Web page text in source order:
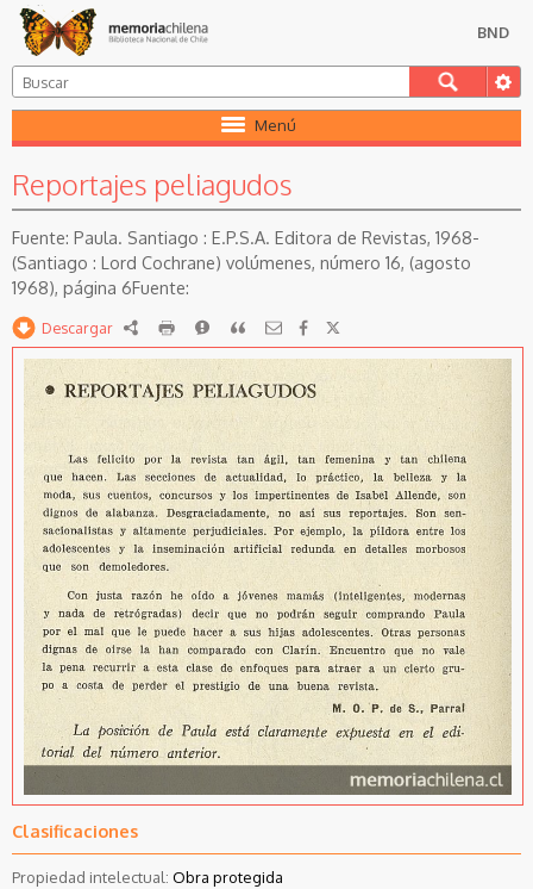
BND
Menú
Reportajes peliagudos
Paula. Santiago : E.P.S.A. Editora de Revistas, 1968-
(Santiago : Lord Cochrane) volúmenes, número 16, (agosto
1968), página 6
Descargar RDF imprimirReportarCitar
Clasificaciones
Propiedad intelectual: Obra protegida